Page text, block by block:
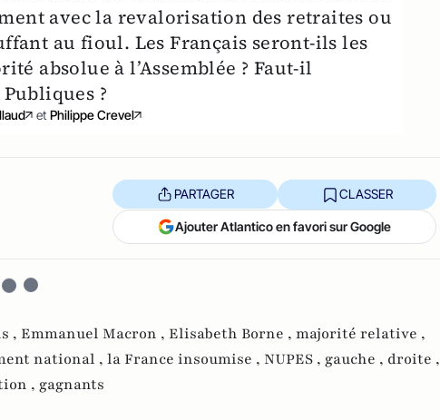
avec la revalorisation des retraites ou
au fioul. Les Français seront-ils les
absolue à l’Assemblée ? Faut-il
?
et Philippe Crevel
PARTAGER CLASSER
Ajouter Atlantico en favori sur Google
, Emmanuel Macron , Elisabeth Borne , majorité relative ,
national , la France insoumise , NUPES , gauche , droite ,
, gagnants